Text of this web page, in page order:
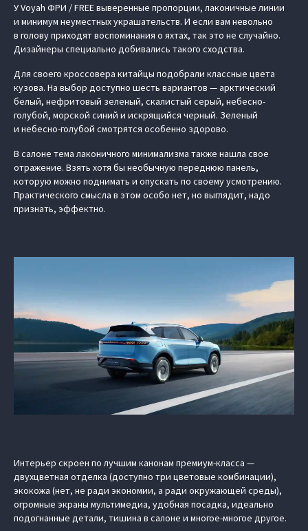
У Voyah ФРИ / FREE выверенные пропорции, лаконичные линии
и минимум неуместных украшательств. И если вам невольно
в голову приходят воспоминания о яхтах, так это не случайно.
Дизайнеры специально добивались такого сходства.
Для своего кроссовера китайцы подобрали классные цвета
кузова. На выбор доступно шесть вариантов — арктический
белый, нефритовый зеленый, скалистый серый, небесно-
голубой, морской синий и искрящийся черный. Зеленый
и небесно-голубой смотрятся особенно здорово.
В салоне тема лаконичного минимализма также нашла свое
отражение. Взять хотя бы необычную переднюю панель,
которую можно поднимать и опускать по своему усмотрению.
Практического смысла в этом особо нет, но выглядит, надо
признать, эффектно.
Интерьер скроен по лучшим канонам премиум-класса —
двухцветная отделка (доступно три цветовые комбинации),
экокожа (нет, не ради экономии, а ради окружающей среды),
огромные экраны мультимедиа, удобная посадка, идеально
подогнанные детали, тишина в салоне и многое-многое другое.